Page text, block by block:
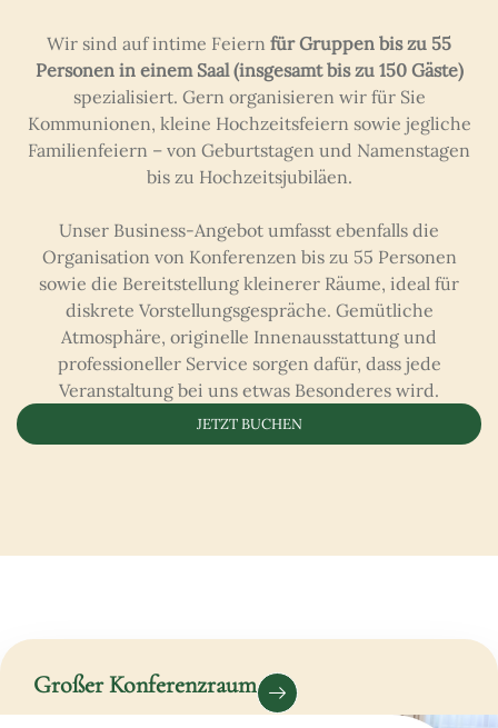
Wir sind auf intime Feiern für Gruppen bis zu 55
Personen in einem Saal (insgesamt bis zu 150 Gäste)
spezialisiert. Gern organisieren wir für Sie
Kommunionen, kleine Hochzeitsfeiern sowie jegliche
Familienfeiern – von Geburtstagen und Namenstagen
bis zu Hochzeitsjubiläen.
Unser Business-Angebot umfasst ebenfalls die
Organisation von Konferenzen bis zu 55 Personen
sowie die Bereitstellung kleinerer Räume, ideal für
diskrete Vorstellungsgespräche. Gemütliche
Atmosphäre, originelle Innenausstattung und
professioneller Service sorgen dafür, dass jede
Veranstaltung bei uns etwas Besonderes wird.
JETZT BUCHEN
Großer Konferenzraum